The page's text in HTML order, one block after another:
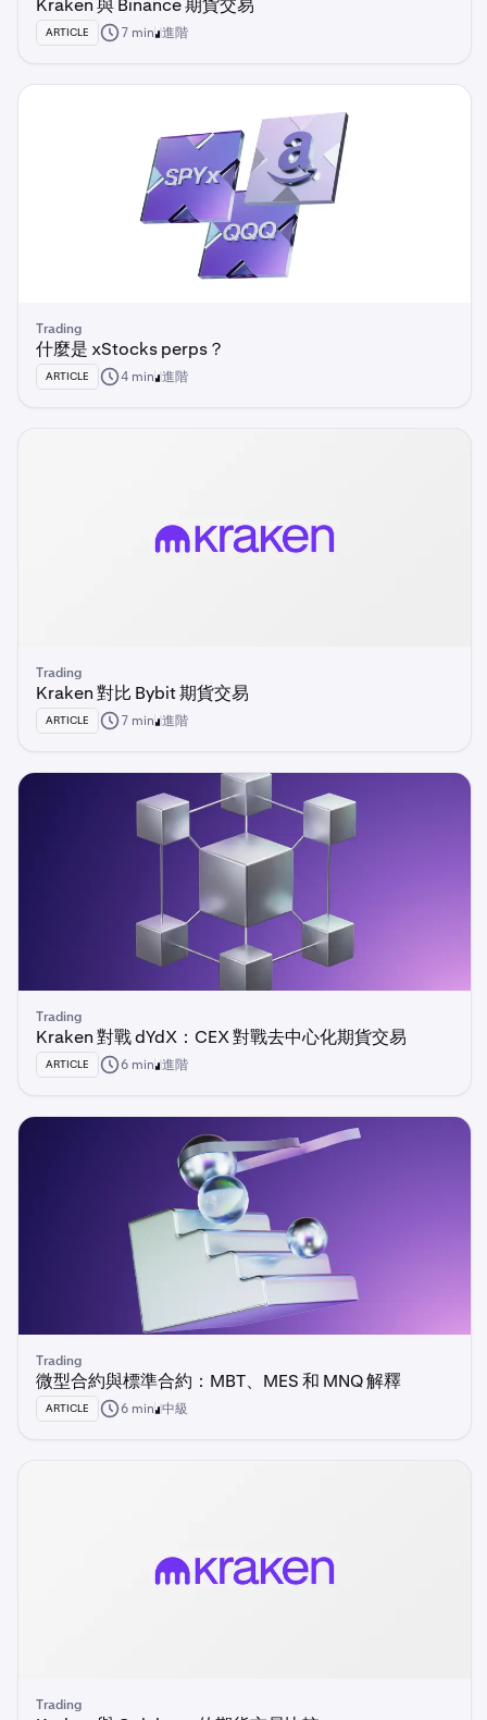
Kraken 與 Binance 期貨交易
ARTICLE 7 min 進階
Trading
什麼是 xStocks perps？
ARTICLE 4 min 進階
Trading
Kraken 對比 Bybit 期貨交易
ARTICLE 7 min 進階
Trading
Kraken 對戰 dYdX：CEX 對戰去中心化期貨交易
ARTICLE 6 min 進階
Trading
微型合約與標準合約：MBT、MES 和 MNQ 解釋
ARTICLE 6 min 中級
Trading